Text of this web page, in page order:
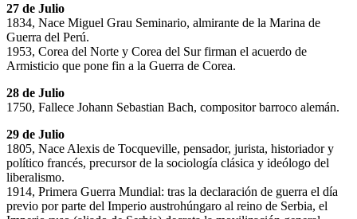
27 de Julio
1834, Nace Miguel Grau Seminario, almirante de la Marina de
Guerra del Perú.
1953, Corea del Norte y Corea del Sur firman el acuerdo de
Armisticio que pone fin a la Guerra de Corea.
28 de Julio
1750, Fallece Johann Sebastian Bach, compositor barroco alemán.
29 de Julio
1805, Nace Alexis de Tocqueville, pensador, jurista, historiador y
político francés, precursor de la sociología clásica y ideólogo del
liberalismo.
1914, Primera Guerra Mundial: tras la declaración de guerra el día
previo por parte del Imperio austrohúngaro al reino de Serbia, el